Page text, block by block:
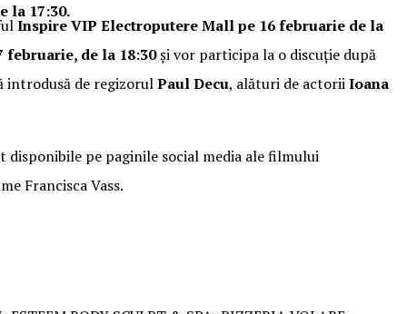
la 17:30.
Inspire VIP Electroputere Mall pe 16 februarie de la
februarie, de la 18:30și vor participa la o discuție după
introdusă de regizorulPaul Decu, alături de actoriiIoana
pe paginile social media ale filmului
Francisca Vass.